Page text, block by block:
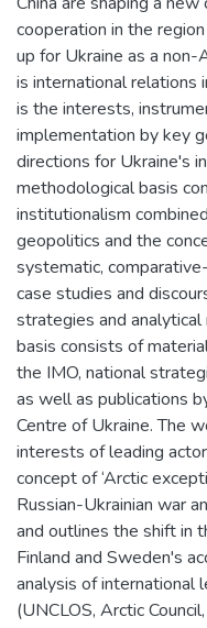
cooperation in the
up for Ukraine as a
is international relations
is the interests,
implementation by key
directions for Ukraine's
methodological basis
institutionalism
geopolitics and the
systematic,
case studies and
strategies and
basis consists of
the IMO, national
as well as publications
Centre of Ukraine. The
interests of leading
concept of ‘Arctic
Russian-Ukrainian war
and outlines the shift in
Finland and Sweden's
analysis of international
(UNCLOS, Arctic